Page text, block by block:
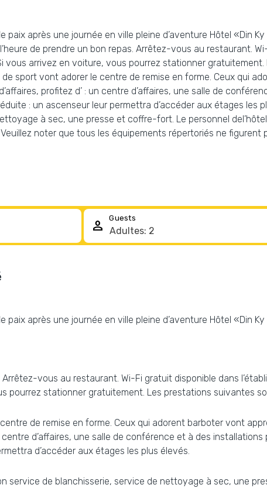
paix après une journée en ville pleine d’aventure Hôtel «Din
de prendre un bon repas. Arrêtez-vous au restaurant.
vous arrivez en voiture, vous pourrez stationner
sport vont adorer le centre de remise en forme. Ceux qui
profitez d’ : un centre d’affaires, une salle de
: un ascenseur leur permettra d’accéder aux étages les
à sec, une presse et coffre-fort. Le personnel
noter que tous les équipements répertoriés ne figurent
person Guests
paix après une journée en ville pleine d’aventure Hôtel «Din
Arrêtez-vous au restaurant. Wi-Fi gratuit disponible dans
pourrez stationner gratuitement. Les prestations suivantes
de remise en forme. Ceux qui adorent barboter vont
centre d’affaires, une salle de conférence et à des
d’accéder aux étages les plus élevés.
service de blanchisserie, service de nettoyage à sec, une